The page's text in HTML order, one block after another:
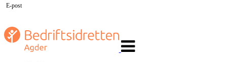
navigasjon
E-post